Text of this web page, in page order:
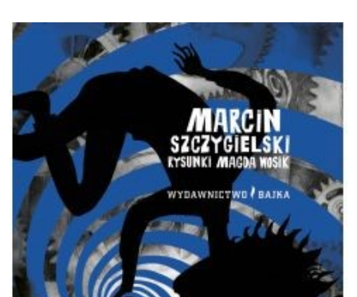
Obraz